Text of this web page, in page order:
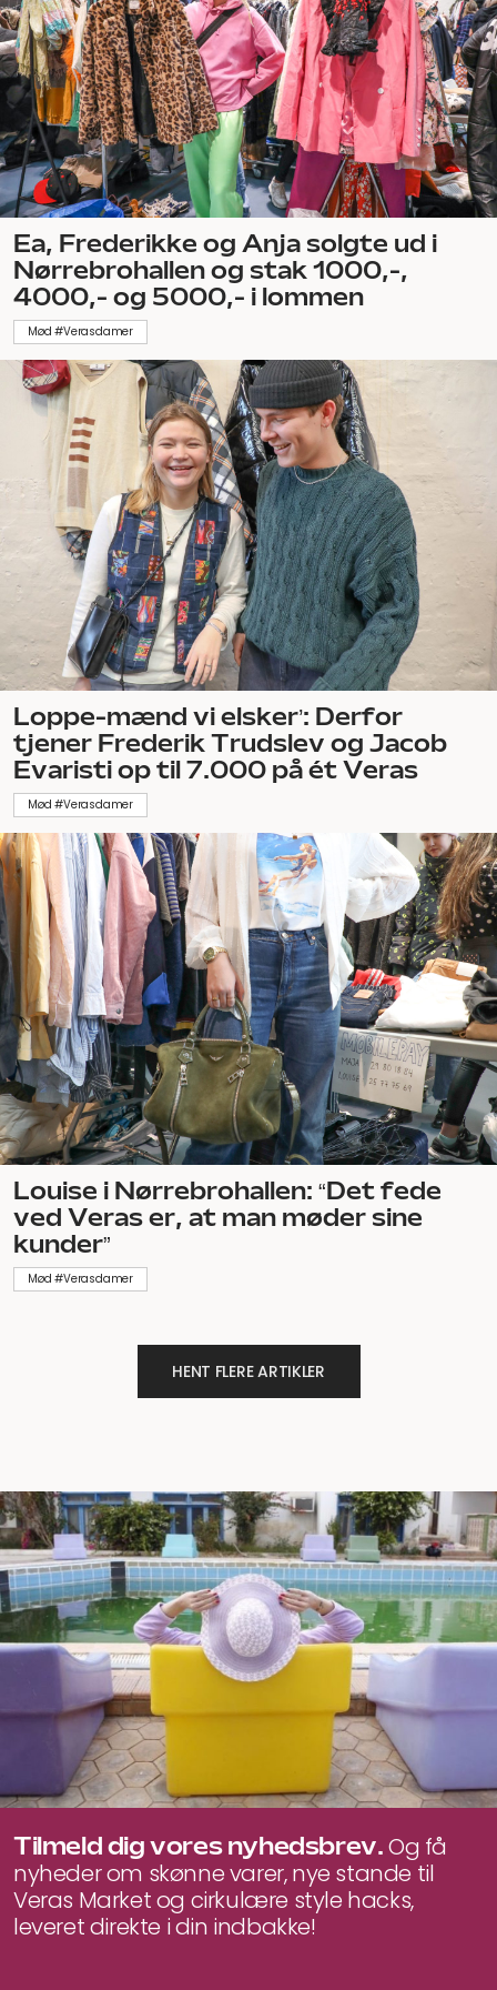
Ea, Frederikke og Anja solgte ud i
Nørrebrohallen og stak 1000,-,
4000,- og 5000,- i lommen
Mød #Verasdamer
Loppe-mænd vi elsker’: Derfor
tjener Frederik Trudslev og Jacob
Evaristi op til 7.000 på ét Veras
Mød #Verasdamer
Louise i Nørrebrohallen: “Det fede
ved Veras er, at man møder sine
kunder”
Mød #Verasdamer
HENT FLERE ARTIKLER
Tilmeld dig vores nyhedsbrev.Og få
nyheder om skønne varer, nye stande til
Veras Market og cirkulære style hacks,
leveret direkte i din indbakke!